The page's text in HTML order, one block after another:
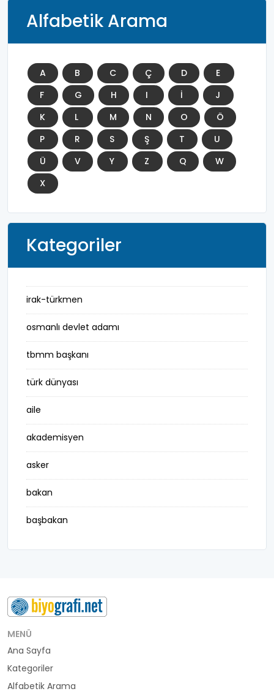
Alfabetik Arama
A B C Ç D
E
F
G H I İ
J
K
L M N O
Ö
P
R S Ş T
U
Ü
V Y Z Q
W
X
Kategoriler
irak-türkmen
osmanlı devlet adamı
tbmm başkanı
türk dünyası
aile
akademisyen
asker
bakan
başbakan
belediye başkanı
buluş
bürokrat
büyükelçi
cumhurbaşkanı
MENÜ
Ana Sayfa
Kategoriler
Alfabetik Arama